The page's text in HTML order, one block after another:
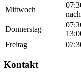
Mittwoch
Donnerstag
Freitag
Kontakt